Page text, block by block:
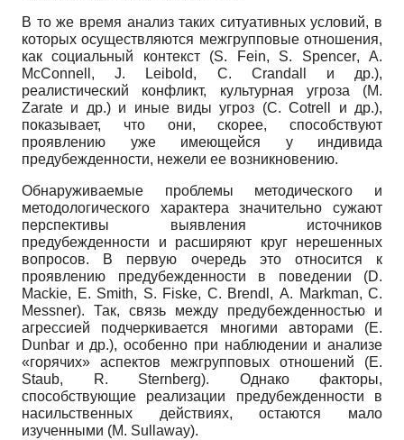
В то же время анализ таких ситуативных условий, в
которых осуществляются межгрупповые отношения,
как социальный контекст (S. Fein, S. Spencer,A.
McConnell ,J. Leibold, C. Crandall
и др.),
реалистический конфликт, культурная угроза (M.
Zarate и др.) и иные виды угроз (C.Cotrell
и др.),
показывает, что они, скорее, способствуют
проявлению уже имеющейся у индивида
предубежденности, нежели ее возникновению.
Обнаруживаемые проблемы методического и
методологического характера значительно сужают
перспективы выявления источников
предубежденности и расширяют круг нерешенных
вопросов. В первую очередь это относится к
проявлению предубежденности в поведении (D.
Mackie, E. Smith, S. Fiske, C. Brendl , A. Markman,C.
Messner). Так, связь между предубежденностью и
агрессией подчеркивается многими авторами (E.
Dunbar и др.), особенно при наблюдении и анализе
«горячих» аспектов межгрупповых отношений (E.
Staub, R. Sternberg). Однако факторы,
способствующие реализации предубежденности в
насильственных действиях, остаются мало
изученными (M. Sullaway).